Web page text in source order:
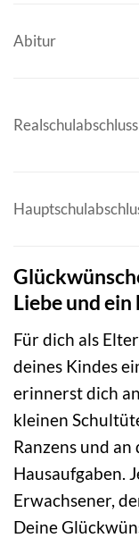
Abitur
Realschulabschluss
Liebe und
Für dich als
deines Kindes
erinnerst dich
kleinen
Ranzens und
Hausaufgaben.
Erwachsener,
Deine